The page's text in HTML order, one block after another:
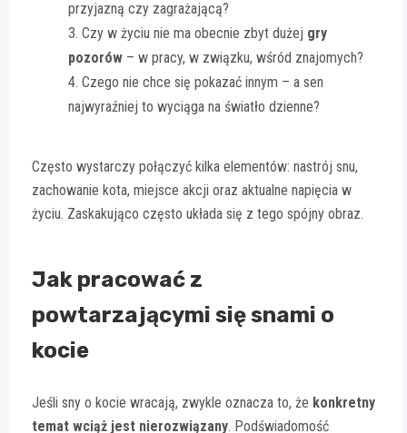
przyjazną czy zagrażającą?
Czy w życiu nie ma obecnie zbyt dużej gry
pozorów – w pracy, w związku, wśród znajomych?
Czego nie chce się pokazać innym – a sen
najwyraźniej to wyciąga na światło dzienne?
Często wystarczy połączyć kilka elementów: nastrój snu,
zachowanie kota, miejsce akcji oraz aktualne napięcia w
życiu. Zaskakująco często układa się z tego spójny obraz.
Jak pracować z
powtarzającymi się snami o
kocie
Jeśli sny o kocie wracają, zwykle oznacza to, że konkretny
temat wciąż jest nierozwiązany. Podświadomość